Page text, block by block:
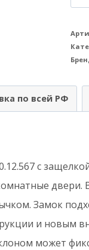
EV.
-
по всей РФ
с
Замок
и новым
может